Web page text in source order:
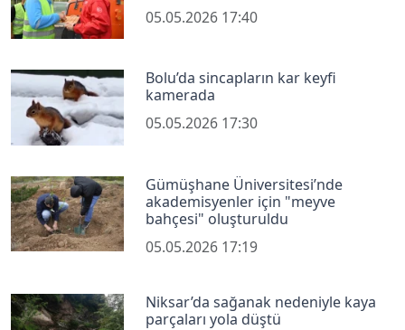
05.05.2026 17:40
Bolu’da sincapların kar keyfi
kamerada
05.05.2026 17:30
Gümüşhane Üniversitesi’nde
akademisyenler için "meyve
bahçesi" oluşturuldu
05.05.2026 17:19
Niksar’da sağanak nedeniyle kaya
parçaları yola düştü